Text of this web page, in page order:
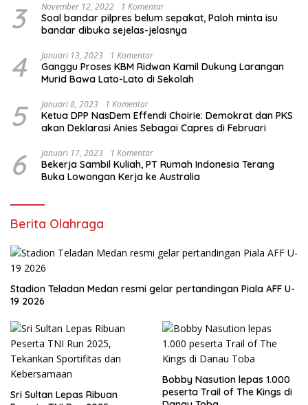
3 November 12, 2022 1 Komentar
Soal bandar pilpres belum sepakat, Paloh minta isu
bandar dibuka sejelas-jelasnya
4 Januari 13, 2023 1 Komentar
Ganggu Proses KBM Ridwan Kamil Dukung Larangan
Murid Bawa Lato-Lato di Sekolah
5 Januari 8, 2023 1 Komentar
Ketua DPP NasDem Effendi Choirie: Demokrat dan PKS
akan Deklarasi Anies Sebagai Capres di Februari
6 Januari 17, 2023 1 Komentar
Bekerja Sambil Kuliah, PT Rumah Indonesia Terang
Buka Lowongan Kerja ke Australia
Berita Olahraga
Stadion Teladan Medan resmi gelar pertandingan Piala AFF U-
19 2026
Sri Sultan Lepas Ribuan
Bobby Nasution lepas 1.000
peserta Trail of The Kings di